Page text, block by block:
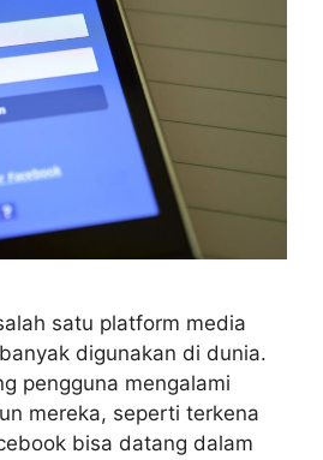
satu platform media
digunakan di dunia.
pengguna mengalami
mereka, seperti terkena
bisa datang dalam